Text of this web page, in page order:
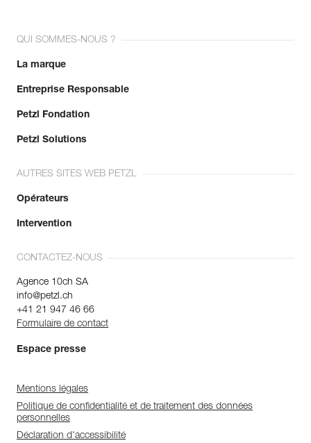
QUI SOMMES-NOUS ?
La marque
Entreprise Responsable
Petzl Fondation
Petzl Solutions
AUTRES SITES WEB PETZL
Opérateurs
Intervention
CONTACTEZ-NOUS
Agence 10ch SA
info@petzl.ch
+41 21 947 46 66
Formulaire de contact
Espace presse
Mentions légales
Politique de confidentialité et de traitement des données
personnelles
Déclaration d'accessibilité